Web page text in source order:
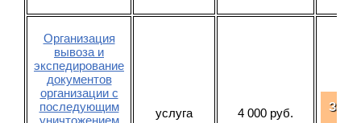
Организация
вывоза и
экспедирование
документов
организации с
последующим
уничтожением
услуга 4 000 руб.